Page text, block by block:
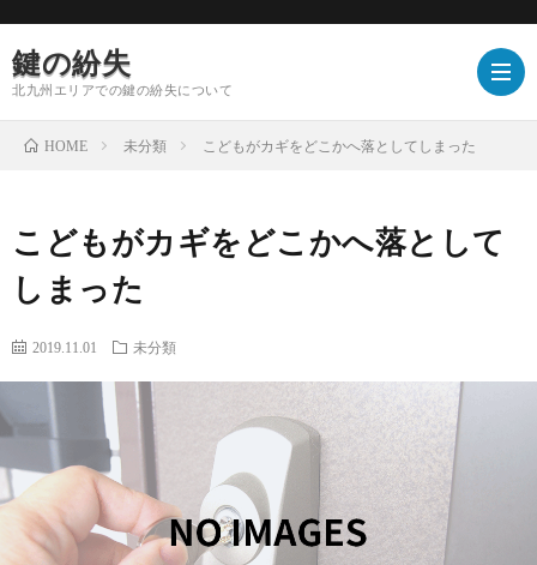
鍵の紛失
北九州エリアでの鍵の紛失について
HOME 未分類 こどもがカギをどこかへ落としてしまった
こどもがカギをどこかへ落として
しまった
2019.11.01 未分類